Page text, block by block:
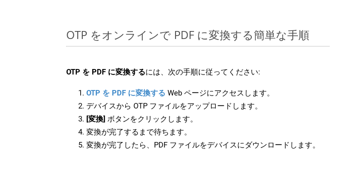
OTP をオンラインで PDF に変換する簡単な手順
OTP を PDF に変換するには、次の手順に従ってください:
OTP を PDF に変換する Web ページにアクセスします。
デバイスから OTP ファイルをアップロードします。
[変換] ボタンをクリックします。
変換が完了するまで待ちます。
変換が完了したら、PDF ファイルをデバイスにダウンロードします。